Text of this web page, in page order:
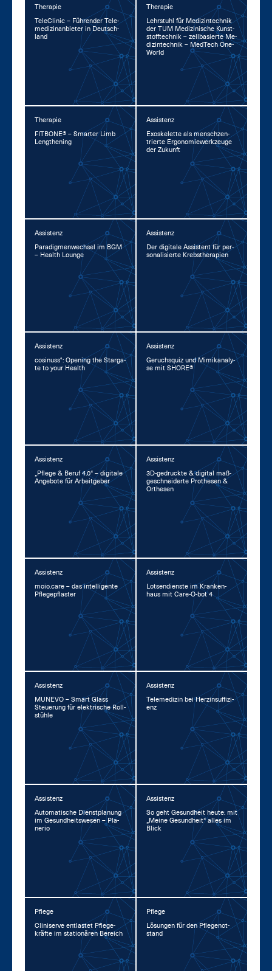
Therapie
TeleCli­nic – Füh­ren­der Te­le­
me­di­zin­an­bie­ter in Deutsch­
land
Therapie
Lehr­stuhl für Me­di­zin­tech­nik
der TUM Me­di­zi­ni­sche Kunst­
stoff­tech­nik – zell­ba­sier­te Me­
di­zin­tech­nik – Med­Tech One­
World
Therapie
FIT­BO­NE® – Smar­ter Limb
Leng­the­ning
Assistenz
Exo­s­ke­let­te als mensch­zen­
trier­te Er­go­no­mie­werk­zeu­ge
der Zu­kunft
Assistenz
Pa­ra­dig­men­wech­sel im BGM
– Health Lounge
Assistenz
Der di­gi­ta­le As­sis­tent für per­
so­na­li­sier­te Krebs­the­ra­pi­en
Assistenz
co­si­nuss°: Opening the Star­ga­
te to your Health
Assistenz
Ge­ruchs­quiz und Mi­mi­kana­ly­
se mit SHORE®
Assistenz
„Pfle­ge & Be­ruf 4.0“ – di­gi­ta­le
An­ge­bo­te für Ar­beit­ge­ber
Assistenz
3D-ge­druck­te & di­gi­tal maß­
ge­schnei­der­te Pro­the­sen &
Or­the­sen
Assistenz
moio.ca­re – das in­tel­li­gen­te
Pfle­ge­pflas­ter
Assistenz
Lot­sen­diens­te im Kran­ken­
haus mit Ca­re-O-bot 4
Assistenz
MU­NE­VO – Smart Glass
Steue­rung für elek­tri­sche Roll­
stüh­le
Assistenz
Te­le­me­di­zin bei Herz­in­suf­fi­zi­
enz
Assistenz
Au­to­ma­ti­sche Dienst­pla­nung
im Ge­sund­heits­we­sen – Pla­
ne­rio
Assistenz
So geht Ge­sund­heit heu­te: mit
„Mei­ne Ge­sund­heit“ al­les im
Blick
Pflege
Cli­ni­ser­ve ent­las­tet Pfle­ge­
kräf­te im sta­tio­nä­ren Be­reich
Pflege
Lö­sun­gen für den Pfle­ge­not­
stand